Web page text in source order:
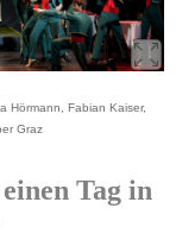
Hörmann, Fabian Kaiser,
Graz
Tag in